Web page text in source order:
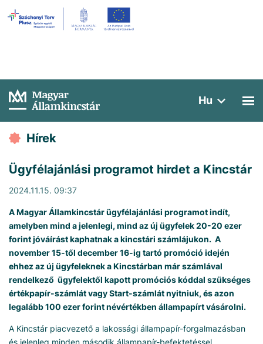
Hu
Hírek
Ügyfélajánlási programot hirdet a Kincstár
2024.11.15. 09:37
A Magyar Államkincstár ügyfélajánlási programot indít,
amelyben mind a jelenlegi, mind az új ügyfelek 20-20 ezer
forint jóváírást kaphatnak a kincstári számlájukon. A
november 15-től december 16-ig tartó promóció idején
ehhez az új ügyfeleknek a Kincstárban már számlával
rendelkező ügyfelektől kapott promóciós kóddal szükséges
értékpapír-számlát vagy Start-számlát nyitniuk, és azon
legalább 100 ezer forint névértékben állampapírt vásárolni.
A Kincstár piacvezető a lakossági állampapír-forgalmazásban
és jelenleg minden második állampapír-befektetéssel